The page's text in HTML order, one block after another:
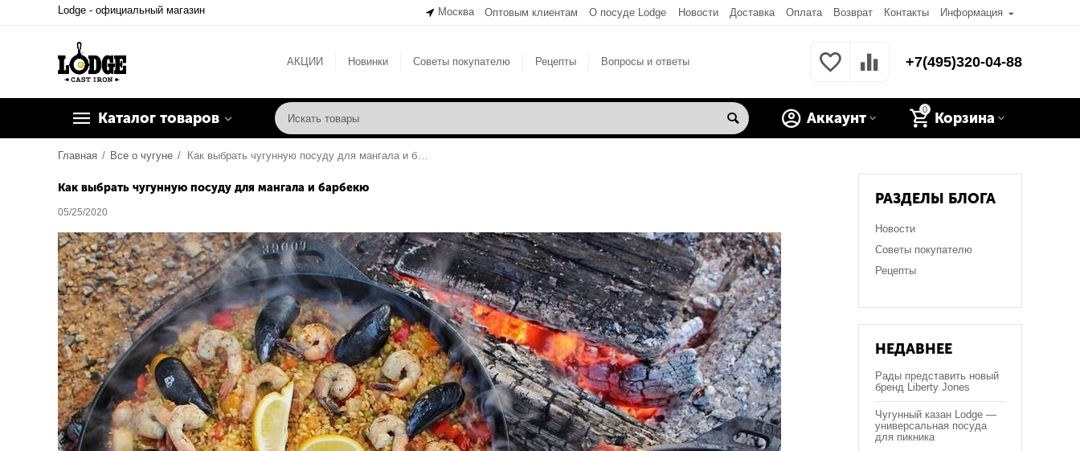
Lodge - официальный магазин Оптовым клиентам О посуде Lodge Новости Доставка Оплата Возврат Контакты Информация
Москва
АКЦИИ Новинки Советы покупателю Рецепты Вопросы и ответы +7(495)320-04-88
Каталог товаров
0
Корзина
Аккаунт
Главная / Все о чугуне / Как выбрать чугунную посуду для мангала и барбекю
Как выбрать чугунную посуду для мангала и барбекю
05/25/2020
РАЗДЕЛЫ БЛОГА
Новости
Советы покупателю
Рецепты
НЕДАВНЕЕ
Рады представить новый
бренд Liberty Jones
Чугунный казан Lodge —
универсальная посуда
для пикника